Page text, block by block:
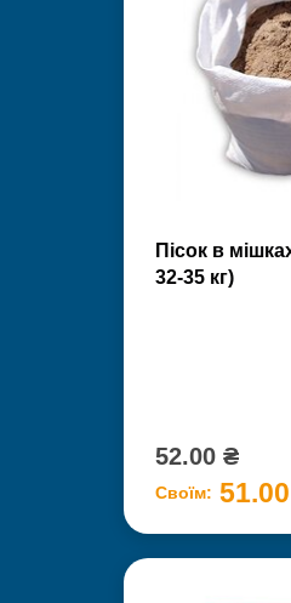
Пісок в
32-35 кг)
52.00 ₴
Своїм: